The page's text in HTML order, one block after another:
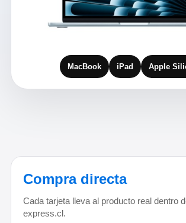
MacBook iPad Apple
Compra directa
Cada tarjeta lleva al producto real dentro
express.cl.